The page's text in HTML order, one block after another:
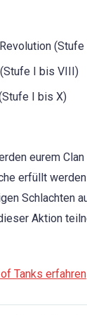
I bis VIII)
I bis X)
eurem
erfüllt
Schlachten
Aktion
Tanks erfahren